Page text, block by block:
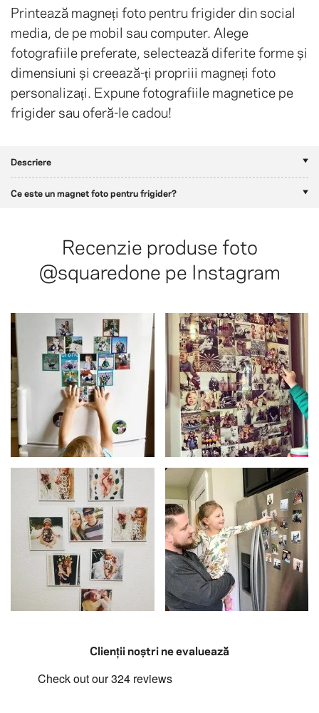
Printează magneți foto pentru frigider din social
media, de pe mobil sau computer. Alege
fotografiile preferate, selectează diferite forme și
dimensiuni și creează-ți propriii magneți foto
personalizați. Expune fotografiile magnetice pe
frigider sau oferă-le cadou!
Descriere
Ce este un magnet foto pentru frigider?
Recenzie produse foto
@squaredone pe Instagram
Clienții noștri ne evaluează